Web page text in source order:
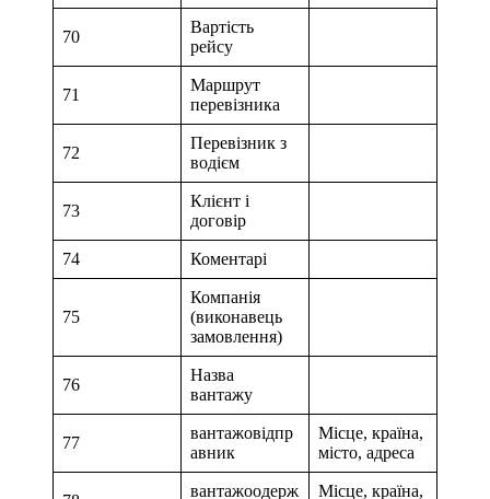
70
Вартість
рейсу
71
Маршрут
перевізника
72
Перевізник з
водієм
73
Клієнт і
договір
74 Коментарі
75
Компанія
(виконавець
замовлення)
76
Назва
вантажу
77
вантажовідпр
авник
Місце, країна,
місто, адреса
вантажоодерж Місце, країна,